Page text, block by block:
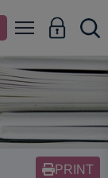
PRINT